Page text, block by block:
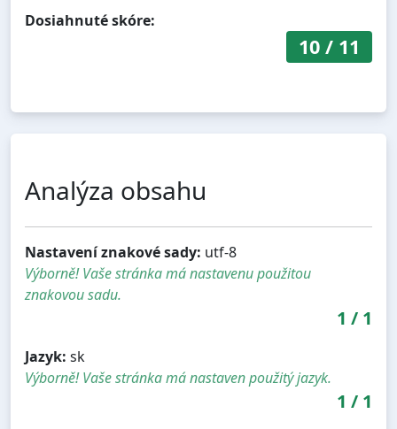
Dosiahnuté skóre:
10/ 11
Analýza obsahu
Nastavení znakové sady: utf-8
Výborně! Vaše stránka má nastavenu použitou
znakovou sadu.
1 / 1
Jazyk: sk
Výborně! Vaše stránka má nastaven použitý jazyk.
1 / 1